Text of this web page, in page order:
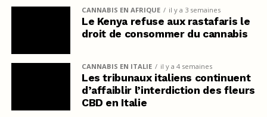
CANNABIS EN AFRIQUE il y a 3 semaines
Le Kenya refuse aux rastafaris le
droit de consommer du cannabis
CANNABIS EN ITALIE il y a 4 semaines
Les tribunaux italiens continuent
d’affaiblir l’interdiction des fleurs
CBD en Italie